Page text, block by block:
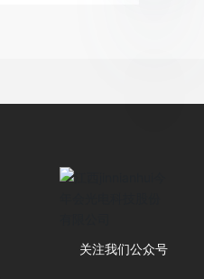
关注我们公众号